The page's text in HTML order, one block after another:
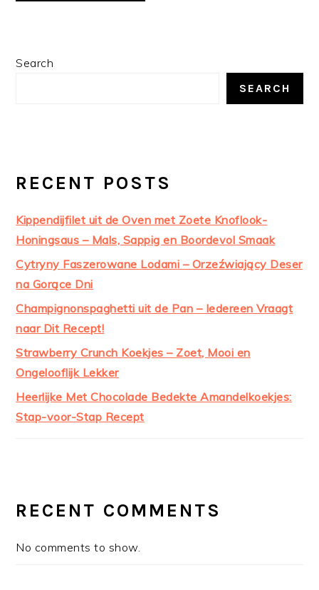
PRIMARY
Search
SEARCH
RECENT POSTS
Kippendijfilet uit de Oven met Zoete Knoflook-
Honingsaus – Mals, Sappig en Boordevol Smaak
Cytryny Faszerowane Lodami – Orzeźwiający Deser
na Gorące Dni
Champignonspaghetti uit de Pan – Iedereen Vraagt
naar Dit Recept!
Strawberry Crunch Koekjes – Zoet, Mooi en
Ongelooflijk Lekker
Heerlijke Met Chocolade Bedekte Amandelkoekjes:
Stap-voor-Stap Recept
RECENT COMMENTS
No comments to show.